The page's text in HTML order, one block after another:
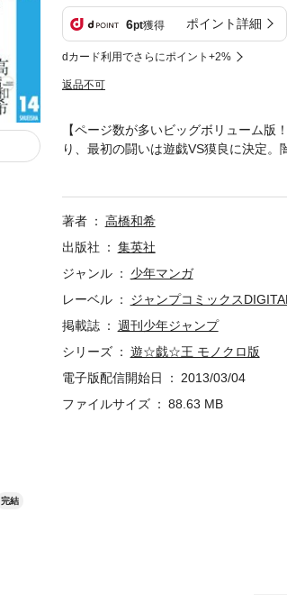
6pt獲得 ポイント詳細
dカード利用でさらにポイント+2%
返品不可
完結
【ページ数が多いビッグボリューム
り、最初の闘いは遊戯VS獏良に決定
絶命の中、最後の手段、「オシリス」
著者
高橋和希
出版社
集英社
ジャンル
少年マンガ
レーベル
ジャンプコミックスDIGITAL
掲載誌
週刊少年ジャンプ
シリーズ
遊☆戯☆王 モノクロ版
電子版配信開始日
2013/03/04
ファイルサイズ
88.63 MB